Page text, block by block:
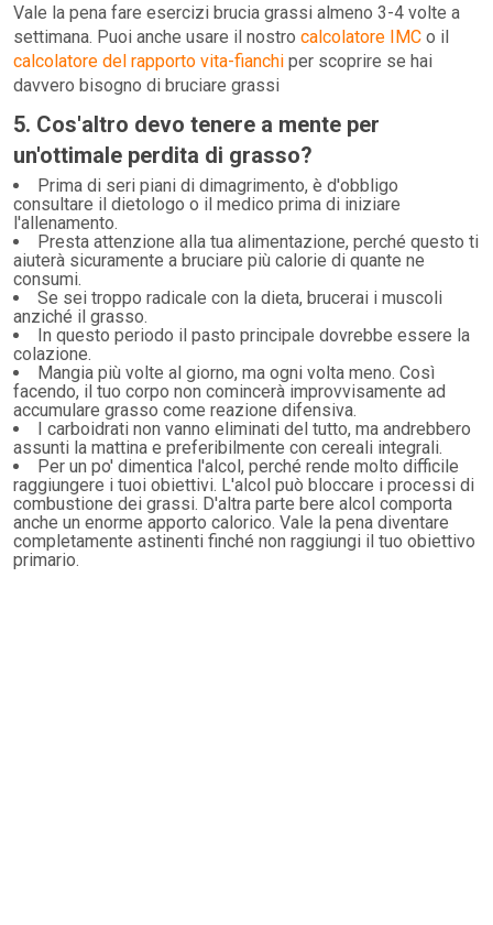
Vale la pena fare esercizi brucia grassi almeno 3-4 volte a
settimana. Puoi anche usare il nostro calcolatore IMC o il
calcolatore del rapporto vita-fianchi per scoprire se hai
davvero bisogno di bruciare grassi
5. Cos'altro devo tenere a mente per
un'ottimale perdita di grasso?
Prima di seri piani di dimagrimento, è d'obbligo
consultare il dietologo o il medico prima di iniziare
l'allenamento.
Presta attenzione alla tua alimentazione, perché questo ti
aiuterà sicuramente a bruciare più calorie di quante ne
consumi.
Se sei troppo radicale con la dieta, brucerai i muscoli
anziché il grasso.
In questo periodo il pasto principale dovrebbe essere la
colazione.
Mangia più volte al giorno, ma ogni volta meno. Così
facendo, il tuo corpo non comincerà improvvisamente ad
accumulare grasso come reazione difensiva.
I carboidrati non vanno eliminati del tutto, ma andrebbero
assunti la mattina e preferibilmente con cereali integrali.
Per un po' dimentica l'alcol, perché rende molto difficile
raggiungere i tuoi obiettivi. L'alcol può bloccare i processi di
combustione dei grassi. D'altra parte bere alcol comporta
anche un enorme apporto calorico. Vale la pena diventare
completamente astinenti finché non raggiungi il tuo obiettivo
primario.